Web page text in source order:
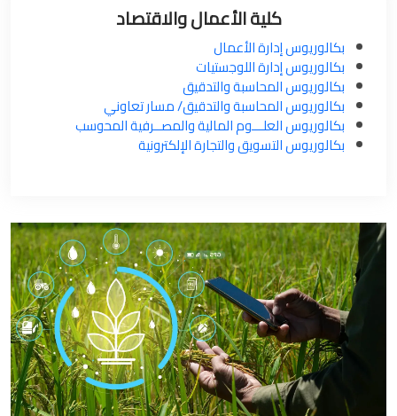
كلية الأعمال والاقتصاد
بكالوريوس إدارة الأعمال
بكالوريوس إدارة اللوجستيات
بكالوريوس المحاسبة والتدقيق
بكالوريوس المحاسبة والتدقيق/ مسار تعاوني
بكالوريوس العلـــوم المالية والمصــرفية المحوسب
بكالوريوس التسويق والتجارة الإلكترونية